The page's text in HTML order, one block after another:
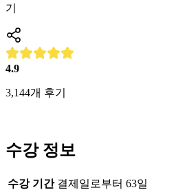
기
4.9
3,144개 후기
수강 정보
수강 기간 결제일로부터 63일